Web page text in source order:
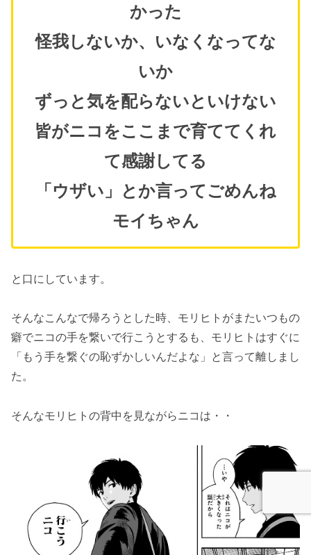
かった
怪我しないか、いなくなってな
いか
ずっと気を配らないといけない
皆がニコをここまで育ててくれ
て感謝してる
「ウザい」とか言ってごめんね
モイちゃん
と口にしています。
そんなこんなで帰ろうとした時、モリヒトがまたいつもの
癖でニコの手を繋いで行こうとするも、モリヒトはすぐに
「もう手を繋ぐの恥ずかしいんだよな」と言って離しまし
た。
そんなモリヒトの背中を見ながらニコは・・